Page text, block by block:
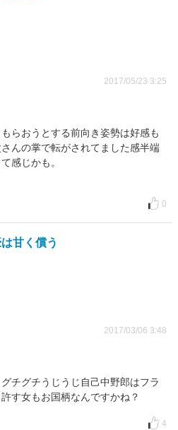
2017/05/23 3:25
らおうとする前向き姿勢は好感も
んの掌で転がされてました感半端
感じかも。
0
甘く償う
2017/03/06 3:48
チグチうじうじ自己中野郎はフラ
す女もお国柄なんですかね？
4